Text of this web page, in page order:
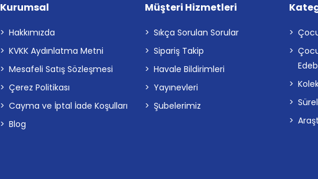
Kurumsal
Hakkımızda
KVKK Aydınlatma Metni
Mesafeli Satış Sözleşmesi
Çerez Politikası
Cayma ve İptal İade Koşulları
Blog
Müşteri Hizmetleri
Sıkça Sorulan Sorular
Sipariş Takip
Havale Bildirimleri
Yayınevleri
Şubelerimiz